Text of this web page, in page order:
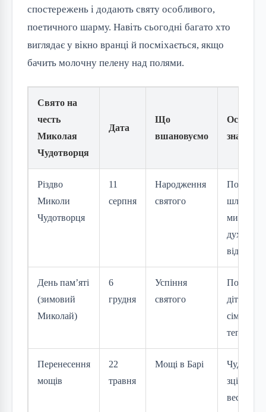
спостережень і додають святу особливого,
поетичного шарму. Навіть сьогодні багато хто
виглядає у вікно вранці й посміхається, якщо
бачить молочну пелену над полями.
Свято на
честь
Миколая
Чудотворця
Дата
Що
вшановуємо
значення
Різдво
Миколи
Чудотворця
11
серпня
Народження
святого
Початок
шляху
духовне
День пам’яті
(зимовий
Миколай)
6
грудня
Успіння
святого
дітям,
сімейне
тепло
Перенесення
мощів
22
травня
Мощі в Барі
Чудеса
зцілення,
весняне